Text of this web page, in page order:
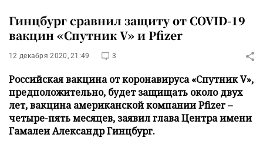
Гинцбург сравнил защиту от COVID-19
вакцин «Спутник V» и Pfizer
12 декабря 2020, 21:49 3
Российская вакцина от коронавируса «Спутник V»,
предположительно, будет защищать около двух
лет, вакцина американской компании Pfizer –
четыре-пять месяцев, заявил глава Центра имени
Гамалеи Александр Гинцбург.